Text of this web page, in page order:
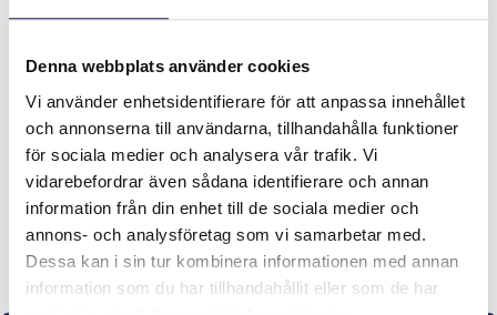
Denna webbplats använder cookies
Vi använder enhetsidentifierare för att anpassa innehållet
och annonserna till användarna, tillhandahålla funktioner
för sociala medier och analysera vår trafik. Vi
vidarebefordrar även sådana identifierare och annan
information från din enhet till de sociala medier och
annons- och analysföretag som vi samarbetar med.
Dessa kan i sin tur kombinera informationen med annan
information som du har tillhandahållit eller som de har
Tiimille tehdyt
lahjoitukset
Lahjoita ja liity tähän tiimiin